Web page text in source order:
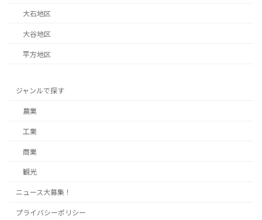
大石地区
大谷地区
平方地区
ジャンルで探す
農業
工業
商業
観光
ニュース大募集！
プライバシーポリシー